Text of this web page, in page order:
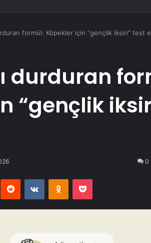
formül: Köpekler için “gençlik iksiri” test
durduran
“gençlik
0
Reddit VKontakteOdnoklassniki
Pocket